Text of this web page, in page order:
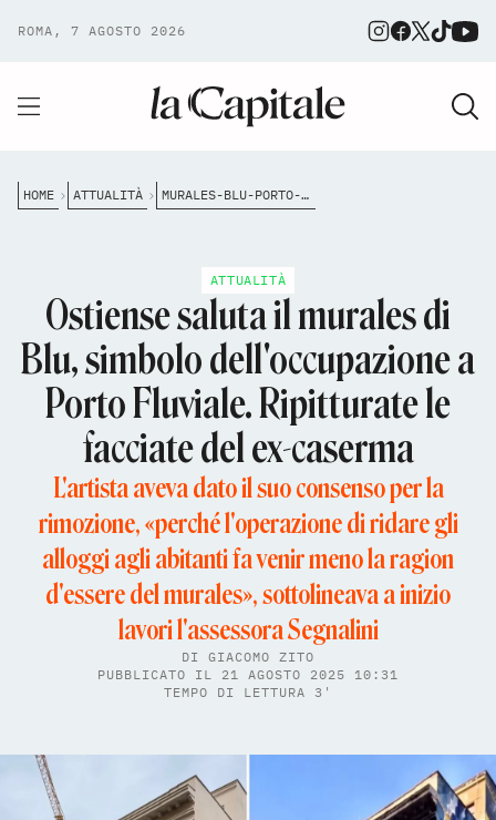
ROMA, 7 AGOSTO 2026
HOME ATTUALITÀ MURALES-BLU-PORTO-FLUVIALE
ATTUALITÀ
Ostiense saluta il murales di
Blu, simbolo dell'occupazione a
Porto Fluviale. Ripitturate le
facciate del ex-caserma
L'artista aveva dato il suo consenso per la
rimozione, «perché l'operazione di ridare gli
alloggi agli abitanti fa venir meno la ragion
d'essere del murales», sottolineava a inizio
lavori l'assessora Segnalini
DI GIACOMO ZITO
PUBBLICATO IL 21 AGOSTO 2025 10:31
TEMPO DI LETTURA 3'